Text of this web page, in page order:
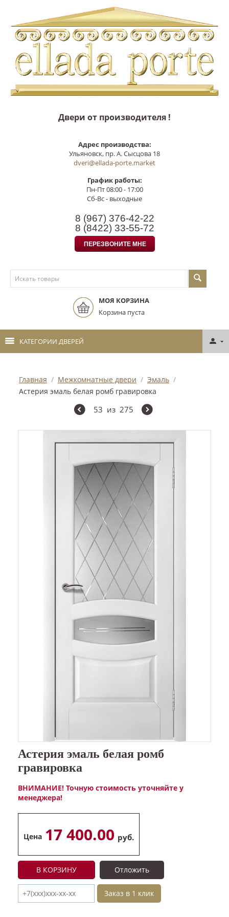
Двери от производителя !
Адрес производства:
Ульяновск, пр. А. Сысцова 18
dveri@ellada-porte.market
График работы:
Пн-Пт 08:00 - 17:00
Сб-Вс - выходные
8 (967) 376-42-22
8 (8422) 33-55-72
ПЕРЕЗВОНИТЕ МНЕ
МОЯ КОРЗИНА
Корзина пуста
КАТЕГОРИИ ДВЕРЕЙ
Главная / Межкомнатные двери / Эмаль /
Астерия эмаль белая ромб гравировка
53 из 275
Астерия эмаль белая ромб
гравировка
ВНИМАНИЕ! Точную стоимость уточняйте у
менеджера!
Цена 17 400.00 руб.
В КОРЗИНУ Отложить
Заказ в 1 клик